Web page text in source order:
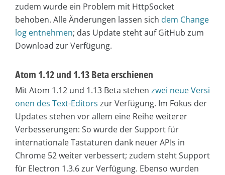
zudem wurde ein Problem mit HttpSocket
behoben. Alle Änderungen lassen sich dem Change
log entnehmen; das Update steht auf GitHub zum
Download zur Verfügung.
Atom 1.12 und 1.13 Beta erschienen
Mit Atom 1.12 und 1.13 Beta stehen zwei neue Versi
onen des Text-Editors zur Verfügung. Im Fokus der
Updates stehen vor allem eine Reihe weiterer
Verbesserungen: So wurde der Support für
internationale Tastaturen dank neuer APIs in
Chrome 52 weiter verbessert; zudem steht Support
für Electron 1.3.6 zur Verfügung. Ebenso wurden